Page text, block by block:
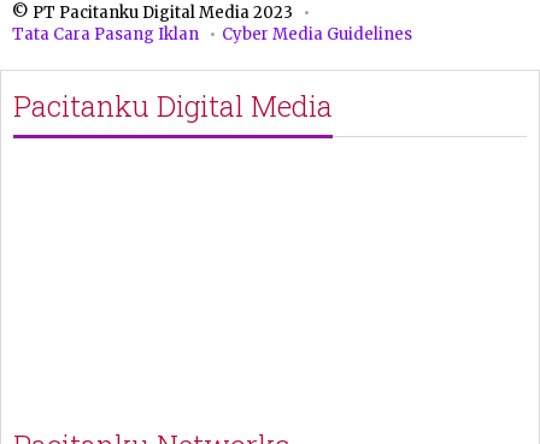
© PT Pacitanku Digital Media 2023
Tata Cara Pasang Iklan
Cyber Media Guidelines
Pacitanku Digital Media